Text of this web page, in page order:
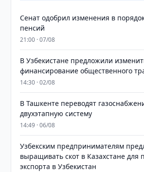
Сенат одобрил изменения в
пенсий
21:00 · 07/08
В Узбекистане предложили
финансирование общественного
14:30 · 02/08
В Ташкенте переводят
двухэтапную систему
14:49 · 06/08
Узбекским предпринимателям
выращивать скот в Казахстане для
экспорта в Узбекистан